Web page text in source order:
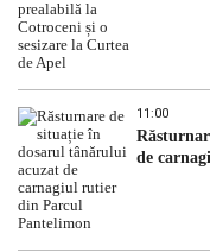
11:00
de